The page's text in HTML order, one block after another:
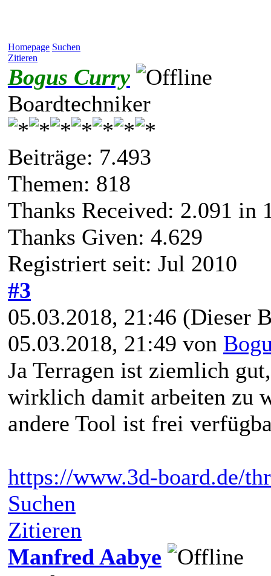
Homepage Suchen
Zitieren
Bogus Curry
Boardtechniker
Beiträge: 7.493
Themen: 818
Thanks Received: 2.091 in
Thanks Given: 4.629
Registriert seit: Jul 2010
#3
05.03.2018, 21:46 (Dieser
05.03.2018, 21:49 von
Ja Terragen ist ziemlich
wirklich damit arbeiten zu
andere Tool ist frei
https://www.3d-board.de/
Suchen
Zitieren
Manfred Aabye